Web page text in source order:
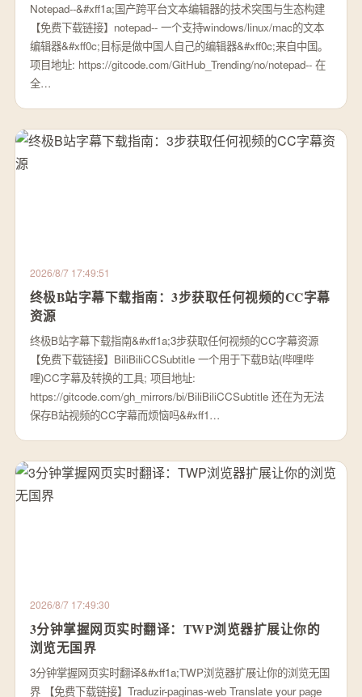
Notepad--&#xff1a;国产跨平台文本编辑器的技术突围与生态构建
【免费下载链接】notepad-- 一个支持windows/linux/mac的文本
编辑器&#xff0c;目标是做中国人自己的编辑器&#xff0c;来自中国。
项目地址: https://gitcode.com/GitHub_Trending/no/notepad-- 在
全…
2026/8/7 17:49:51
终极B站字幕下载指南：3步获取任何视频的CC字幕
资源
终极B站字幕下载指南&#xff1a;3步获取任何视频的CC字幕资源
【免费下载链接】BiliBiliCCSubtitle 一个用于下载B站(哔哩哔
哩)CC字幕及转换的工具; 项目地址:
https://gitcode.com/gh_mirrors/bi/BiliBiliCCSubtitle 还在为无法
保存B站视频的CC字幕而烦恼吗&#xff1…
2026/8/7 17:49:30
3分钟掌握网页实时翻译：TWP浏览器扩展让你的
浏览无国界
3分钟掌握网页实时翻译&#xff1a;TWP浏览器扩展让你的浏览无国
界 【免费下载链接】Traduzir-paginas-web Translate your page